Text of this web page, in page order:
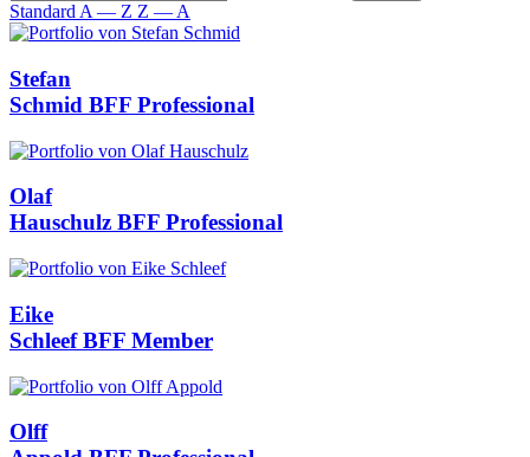
Standard A — Z Z — A
Stefan
Schmid BFF Professional
Olaf
Hauschulz BFF Professional
Eike
SchleefBFF Member
Olff